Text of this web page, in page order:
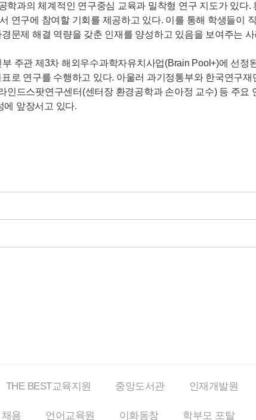
과의 체계적인 연구중심 교육과 밀착형 연구 지도가 있다.
구에 참여할 기회를 제공하고 있다. 이를 통해 학생들이
문제 해결 역량을 갖춘 인재를 양성하고 있음을 보여주는 사
주관 제3차 해외우수과학자유치사업(Brain Pool+)에 선정
로 연구를 수행하고 있다. 아울러 과기정통부와 한국연구
드스팟연구센터(센터장 환경공학과 손아정 교수) 등 주요
에 앞장서고 있다.
THE BEST교육지원 중앙도서관 인재개발원
용 언어교육원 이화동창 학부모 포탈